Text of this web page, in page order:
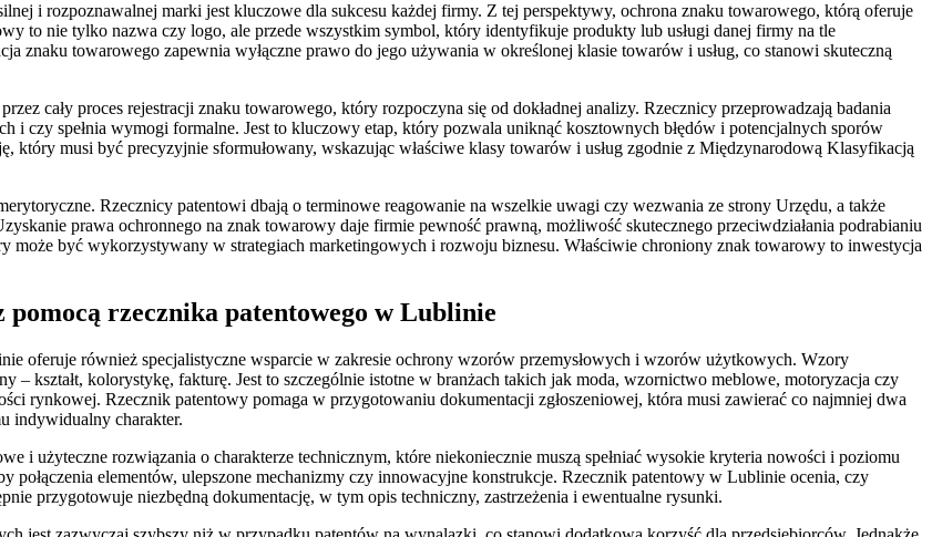
i rozpoznawalnej marki jest kluczowe dla sukcesu każdej firmy. Z tej perspektywy, ochrona znaku towarowego, którą oferuje
to nie tylko nazwa czy logo, ale przede wszystkim symbol, który identyfikuje produkty lub usługi danej firmy na tle
znaku towarowego zapewnia wyłączne prawo do jego używania w określonej klasie towarów i usług, co stanowi skuteczną
cały proces rejestracji znaku towarowego, który rozpoczyna się od dokładnej analizy. Rzecznicy przeprowadzają badania
i czy spełnia wymogi formalne. Jest to kluczowy etap, który pozwala uniknąć kosztownych błędów i potencjalnych sporów
który musi być precyzyjnie sformułowany, wskazując właściwe klasy towarów i usług zgodnie z Międzynarodową Klasyfikacją
Rzecznicy patentowi dbają o terminowe reagowanie na wszelkie uwagi czy wezwania ze strony Urzędu, a także
prawa ochronnego na znak towarowy daje firmie pewność prawną, możliwość skutecznego przeciwdziałania podrabianiu
może być wykorzystywany w strategiach marketingowych i rozwoju biznesu. Właściwie chroniony znak towarowy to inwestycja
rzecznika patentowego w Lublinie
oferuje również specjalistyczne wsparcie w zakresie ochrony wzorów przemysłowych i wzorów użytkowych. Wzory
– kształt, kolorystykę, fakturę. Jest to szczególnie istotne w branżach takich jak moda, wzornictwo meblowe, motoryzacja czy
rynkowej. Rzecznik patentowy pomaga w przygotowaniu dokumentacji zgłoszeniowej, która musi zawierać co najmniej dwa
indywidualny charakter.
i użyteczne rozwiązania o charakterze technicznym, które niekoniecznie muszą spełniać wysokie kryteria nowości i poziomu
połączenia elementów, ulepszone mechanizmy czy innowacyjne konstrukcje. Rzecznik patentowy w Lublinie ocenia, czy
przygotowuje niezbędną dokumentację, w tym opis techniczny, zastrzeżenia i ewentualne rysunki.